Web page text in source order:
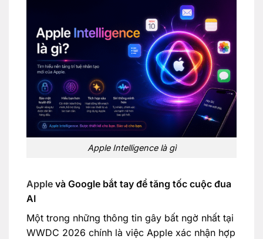
Apple Intelligence là gì
Applevà Google bắt tay để tăng tốc cuộc đua
AI
Một trong những thông tin gây bất ngờ nhất tại
WWDC 2026 chính là việc Apple xác nhận hợp